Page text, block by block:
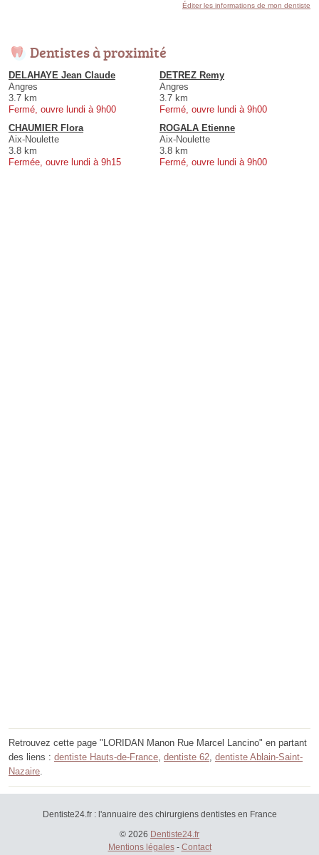
Éditer les informations de mon dentiste
Dentistes à proximité
DELAHAYE Jean Claude
Angres
3.7 km
Fermé, ouvre lundi à 9h00
DETREZ Remy
Angres
3.7 km
Fermé, ouvre lundi à 9h00
CHAUMIER Flora
Aix-Noulette
3.8 km
Fermée, ouvre lundi à 9h15
ROGALA Etienne
Aix-Noulette
3.8 km
Fermé, ouvre lundi à 9h00
Retrouvez cette page "LORIDAN Manon Rue Marcel Lancino" en partant
des liens : dentiste Hauts-de-France dentiste 62 dentiste Ablain-Saint-
Nazaire
Dentiste24.fr : l'annuaire des chirurgiens dentistes en France
© 2026 Dentiste24.fr
Mentions légales- Contact